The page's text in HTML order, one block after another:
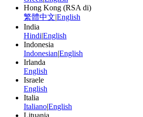
Hong Kong (RSA di)
繁體中文|English
India
Hindi|English
Indonesia
Indonesian|English
Irlanda
English
Israele
English
Italia
Italiano|English
Lituania